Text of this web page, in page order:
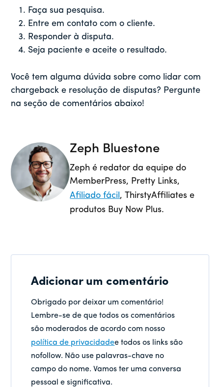
Faça sua pesquisa.
Entre em contato com o cliente.
Responder à disputa.
Seja paciente e aceite o resultado.
Você tem alguma dúvida sobre como lidar com
chargeback e resolução de disputas? Pergunte
na seção de comentários abaixo!
Zeph Bluestone
Zeph é redator da equipe do
MemberPress, Pretty Links,
Afiliado fácil , ThirstyAffiliates e
produtos Buy Now Plus.
Adicionar um comentário
Obrigado por deixar um comentário!
Lembre-se de que todos os comentários
são moderados de acordo com nosso
política de privacidadee todos os links são
nofollow. Não use palavras-chave no
campo do nome. Vamos ter uma conversa
pessoal e significativa.